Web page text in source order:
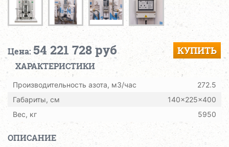
Цена: 54 221 728 руб КУПИТЬ
ХАРАКТЕРИСТИКИ
Производительность азота, м3/час
272.5
Габариты, см
140x225x400
Вес, кг
5950
ОПИСАНИЕ